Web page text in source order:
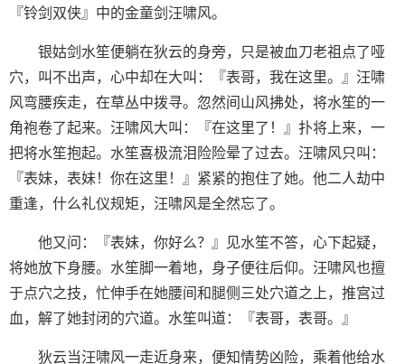
『铃剑双侠』中的金童剑汪啸风。
银姑剑水笙便躺在狄云的身旁，只是被血刀老祖点了哑
穴，叫不出声，心中却在大叫：『表哥，我在这里。』汪啸
风弯腰疾走，在草丛中拨寻。忽然间山风拂处，将水笙的一
角袍卷了起来。汪啸风大叫：『在这里了！』扑将上来，一
把将水笙抱起。水笙喜极流泪险险晕了过去。汪啸风只叫：
『表妹，表妹！你在这里！』紧紧的抱住了她。他二人劫中
重逢，什么礼仪规矩，汪啸风是全然忘了。
他又问：『表妹，你好么？』见水笙不答，心下起疑，
将她放下身腰。水笙脚一着地，身子便往后仰。汪啸风也擅
于点穴之技，忙伸手在她腰间和腿侧三处穴道之上，推宫过
血，解了她封闭的穴道。水笙叫道：『表哥，表哥。』
狄云当汪啸风一走近身来，便知情势凶险，乘着他给水